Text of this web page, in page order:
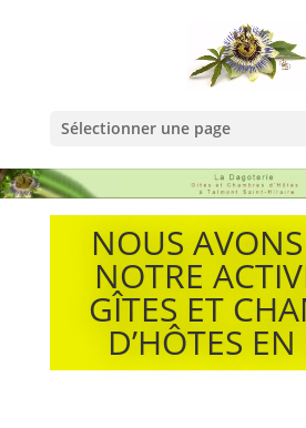
Sélectionner une page
NOUS AVONS
NOTRE
GÎTES ET
D’HÔTES